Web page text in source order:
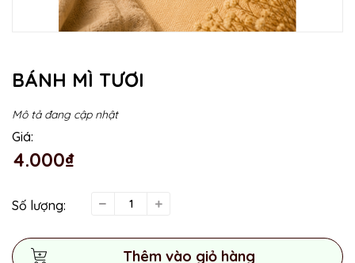
BÁNH MÌ TƯƠI
Mô tả đang cập nhật
Giá:
4.000₫
Số lượng:
Thêm vào giỏ hàng